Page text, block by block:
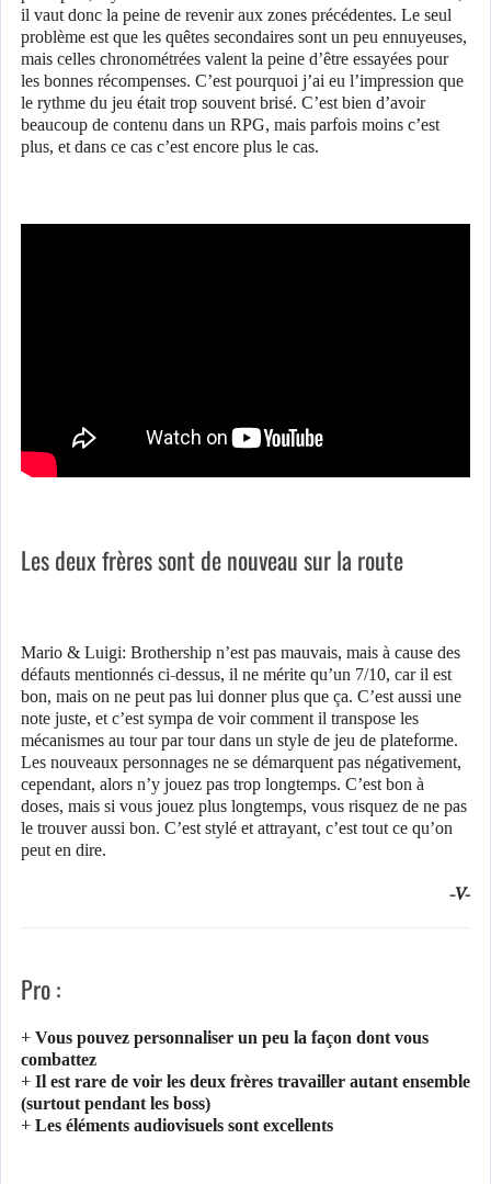
il vaut donc la peine de revenir aux zones précédentes. Le seul
problème est que les quêtes secondaires sont un peu ennuyeuses,
mais celles chronométrées valent la peine d’être essayées pour
les bonnes récompenses. C’est pourquoi j’ai eu l’impression que
le rythme du jeu était trop souvent brisé. C’est bien d’avoir
beaucoup de contenu dans un RPG, mais parfois moins c’est
plus, et dans ce cas c’est encore plus le cas.
Les deux frères sont de nouveau sur la route
Mario & Luigi: Brothership n’est pas mauvais, mais à cause des
défauts mentionnés ci-dessus, il ne mérite qu’un 7/10, car il est
bon, mais on ne peut pas lui donner plus que ça. C’est aussi une
note juste, et c’est sympa de voir comment il transpose les
mécanismes au tour par tour dans un style de jeu de plateforme.
Les nouveaux personnages ne se démarquent pas négativement,
cependant, alors n’y jouez pas trop longtemps. C’est bon à
doses, mais si vous jouez plus longtemps, vous risquez de ne pas
le trouver aussi bon. C’est stylé et attrayant, c’est tout ce qu’on
peut en dire.
-V-
Pro :
+ Vous pouvez personnaliser un peu la façon dont vous
combattez
+ Il est rare de voir les deux frères travailler autant ensemble
(surtout pendant les boss)
+ Les éléments audiovisuels sont excellents